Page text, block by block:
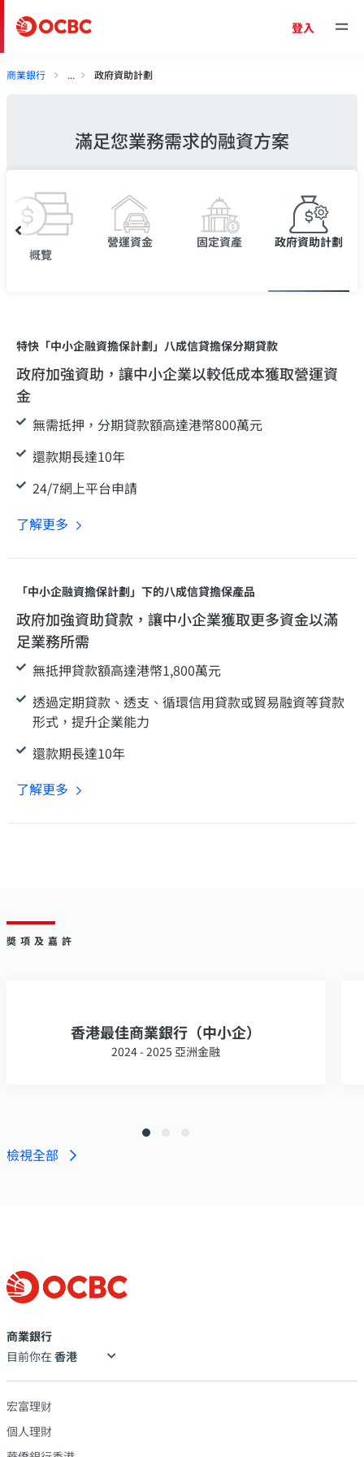
登入
商業銀行 政府資助計劃
滿足您業務需求的融資方案
概覽
營運資金 固定資產 政府資助計劃
特快「中小企融資擔保計劃」八成信貸擔保分期貸款
政府加強資助，讓中小企業以較低成本獲取營運資
金
無需抵押，分期貸款額高達港幣800萬元
還款期長達10年
24/7網上平台申請
了解更多
「中小企融資擔保計劃」下的八成信貸擔保產品
政府加強資助貸款，讓中小企業獲取更多資金以滿
足業務所需
無抵押貸款額高達港幣1,800萬元
透過定期貸款、透支、循環信用貸款或貿易融資等貸款
形式，提升企業能力
還款期長達10年
了解更多
奬項及嘉許
香港最佳商業銀行（中小企）
2024 - 2025 亞洲金融
檢視全部
商業銀行
目前你在
宏富理财
個人理財